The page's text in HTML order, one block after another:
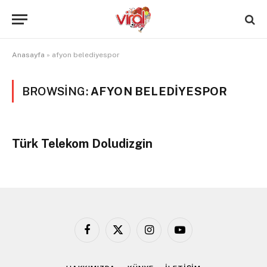
Anasayfa » afyon belediyespor
BROWSING: AFYON BELEDIYESPOR
Türk Telekom Doludizgin
Facebook
X
InstagramYouTube